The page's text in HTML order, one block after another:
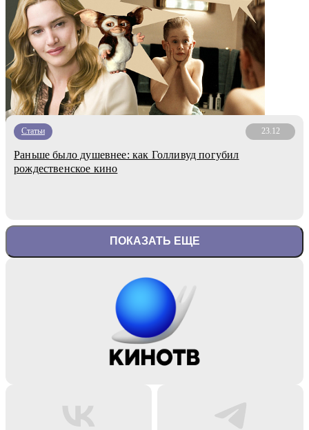
Статьи 23.12
Раньше было душевнее: как Голливуд погубил
рождественское кино
ПОКАЗАТЬ ЕЩЕ